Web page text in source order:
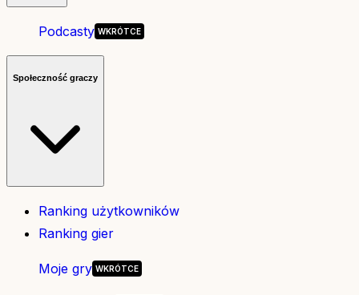
Podcasty
Społeczność graczy
Ranking użytkowników
Ranking gier
Moje gry